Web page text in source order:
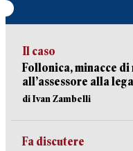
Il caso
Follonica, minacce
all’assessore alla
di Ivan Zambelli
Fa discutere